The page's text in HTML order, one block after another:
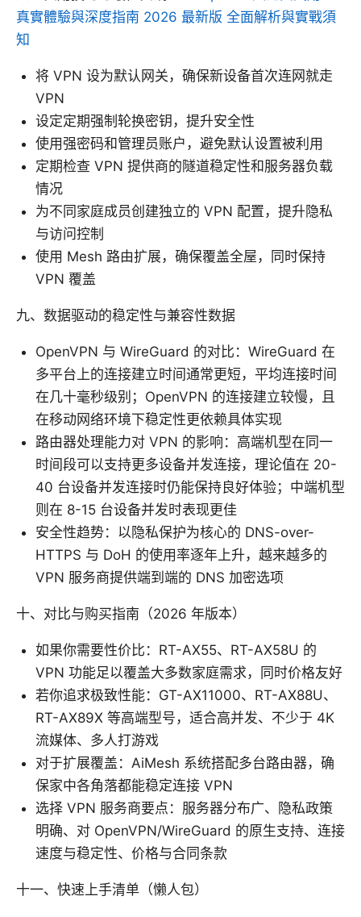
真實體驗與深度指南 2026 最新版 全面解析與實戰須
知
将 VPN 设为默认网关，确保新设备首次连网就走
VPN
设定定期强制轮换密钥，提升安全性
使用强密码和管理员账户，避免默认设置被利用
定期检查 VPN 提供商的隧道稳定性和服务器负载
情况
为不同家庭成员创建独立的 VPN 配置，提升隐私
与访问控制
使用 Mesh 路由扩展，确保覆盖全屋，同时保持
VPN 覆盖
九、数据驱动的稳定性与兼容性数据
OpenVPN 与 WireGuard 的对比：WireGuard 在
多平台上的连接建立时间通常更短，平均连接时间
在几十毫秒级别；OpenVPN 的连接建立较慢，且
在移动网络环境下稳定性更依赖具体实现
路由器处理能力对 VPN 的影响：高端机型在同一
时间段可以支持更多设备并发连接，理论值在 20-
40 台设备并发连接时仍能保持良好体验；中端机型
则在 8-15 台设备并发时表现更佳
安全性趋势：以隐私保护为核心的 DNS-over-
HTTPS 与 DoH 的使用率逐年上升，越来越多的
VPN 服务商提供端到端的 DNS 加密选项
十、对比与购买指南（2026 年版本）
如果你需要性价比：RT-AX55、RT-AX58U 的
VPN 功能足以覆盖大多数家庭需求，同时价格友好
若你追求极致性能：GT-AX11000、RT-AX88U、
RT-AX89X 等高端型号，适合高并发、不少于 4K
流媒体、多人打游戏
对于扩展覆盖：AiMesh 系统搭配多台路由器，确
保家中各角落都能稳定连接 VPN
选择 VPN 服务商要点：服务器分布广、隐私政策
明确、对 OpenVPN/WireGuard 的原生支持、连接
速度与稳定性、价格与合同条款
十一、快速上手清单（懒人包）